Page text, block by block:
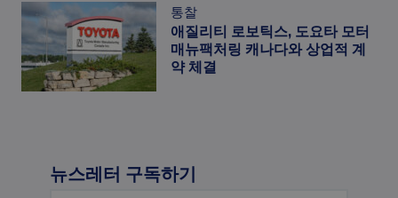
통찰
애질리티 로보틱스, 도요타 모터
매뉴팩처링 캐나다와 상업적 계
약 체결
뉴스레터 구독하기